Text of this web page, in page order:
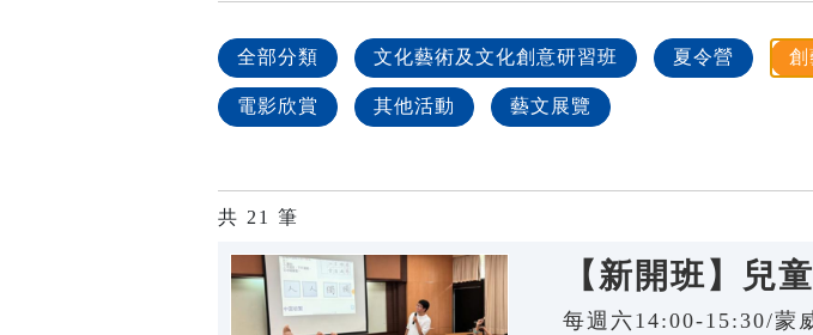
全部分類 文化藝術及文化創意研習班 夏令營 創
電影欣賞 其他活動 藝文展覽
共 21 筆
【新開班】兒
每週六14:00-15:30/蒙